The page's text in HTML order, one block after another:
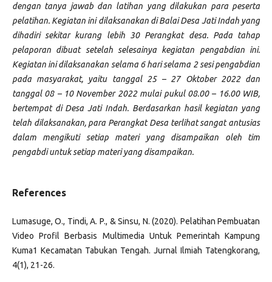
dengan tanya jawab dan latihan yang dilakukan para peserta
pelatihan. Kegiatan ini dilaksanakan di Balai Desa Jati Indah yang
dihadiri sekitar kurang lebih 30 Perangkat desa. Pada tahap
pelaporan dibuat setelah selesainya kegiatan pengabdian ini.
Kegiatan ini dilaksanakan selama 6 hari selama 2 sesi pengabdian
pada masyarakat, yaitu tanggal 25 – 27 Oktober 2022 dan
tanggal 08 – 10 November 2022 mulai pukul 08.00 – 16.00 WIB,
bertempat di Desa Jati Indah. Berdasarkan hasil kegiatan yang
telah dilaksanakan, para Perangkat Desa terlihat sangat antusias
dalam mengikuti setiap materi yang disampaikan oleh tim
pengabdi untuk setiap materi yang disampaikan.
References
Lumasuge, O., Tindi, A. P., & Sinsu, N. (2020). Pelatihan Pembuatan
Video Profil Berbasis Multimedia Untuk Pemerintah Kampung
Kuma1 Kecamatan Tabukan Tengah. Jurnal Ilmiah Tatengkorang,
4(1), 21-26.